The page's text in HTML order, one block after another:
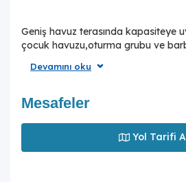
Geniş havuz terasında kapasiteye
çocuk havuzu,oturma grubu ve
havuz terasına açılan konforlu
yatak ve ebeveyn banyosu;
Konum itibariyle villa,mavi ile yeşilin
Devamını oku
Mesafeler
Yol Tarifi